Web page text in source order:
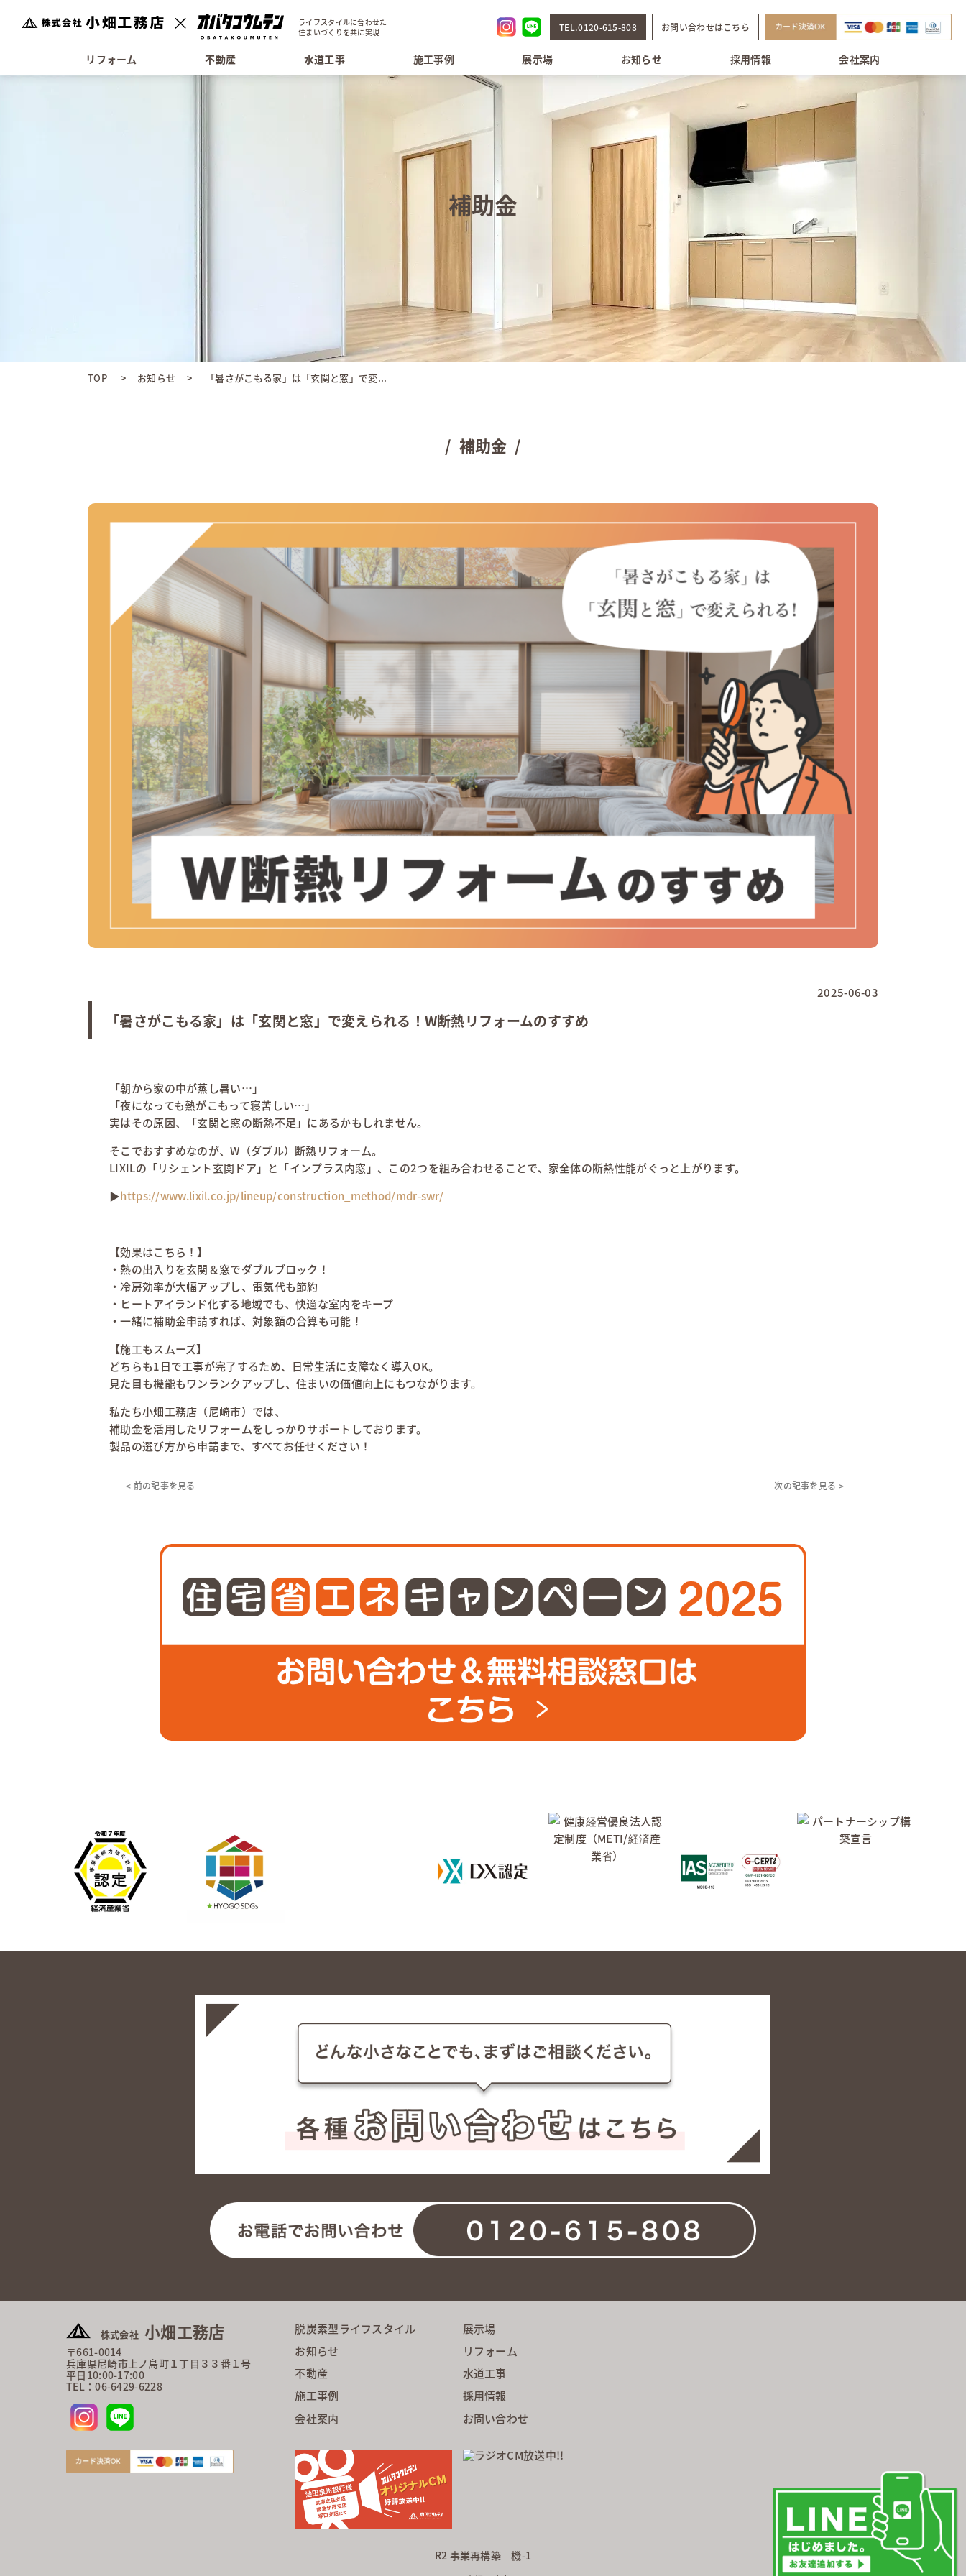
ライフスタイルに合わせた
住まいづくりを共に実現
TEL.0120-615-808 お問い合わせはこちら
リフォーム 不動産 水道工事 施工事例 展示場 お知らせ 採用情報 会社案内
補助金
TOP お知らせ 「暑さがこもる家」は「玄関と窓」で変...
補助金
2025-06-03
「暑さがこもる家」は「玄関と窓」で変えられる！W断熱リフォームのすすめ
「朝から家の中が蒸し暑い…」
「夜になっても熱がこもって寝苦しい…」
実はその原因、「玄関と窓の断熱不足」にあるかもしれません。
そこでおすすめなのが、W（ダブル）断熱リフォーム。
LIXILの「リシェント玄関ドア」と「インプラス内窓」、この2つを組み合わせることで、家全体の断熱性能がぐっと上がります。
▶https://www.lixil.co.jp/lineup/construction_method/mdr-swr/
【効果はこちら！】
・熱の出入りを玄関＆窓でダブルブロック！
・冷房効率が大幅アップし、電気代も節約
・ヒートアイランド化する地域でも、快適な室内をキープ
・一緒に補助金申請すれば、対象額の合算も可能！
【施工もスムーズ】
どちらも1日で工事が完了するため、日常生活に支障なく導入OK。
見た目も機能もワンランクアップし、住まいの価値向上にもつながります。
私たち小畑工務店（尼崎市）では、
補助金を活用したリフォームをしっかりサポートしております。
製品の選び方から申請まで、すべてお任せください！
< 前の記事を見る 次の記事を見る >
株式会社 小畑工務店
〒661-0014
兵庫県尼崎市上ノ島町１丁目３３番１号
平日10:00-17:00
TEL：06-6429-6228
脱炭素型ライフスタイル
展示場
お知らせ
リフォーム
不動産
水道工事
施工事例
採用情報
会社案内
お問い合わせ
R2 事業再構築 機-1